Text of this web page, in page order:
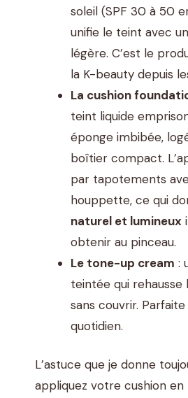
soleil (SPF 30 à 50
unifie le teint avec
légère. C’est le
la K-beauty depuis
La cushion
teint liquide
éponge imbibée,
boîtier compact.
par tapotements
houppette, ce qui
naturel et lumineux
obtenir au pinceau.
Le tone-up cream :
teintée qui rehausse
sans couvrir.
quotidien.
L’astuce que je donne
appliquez votre cushion